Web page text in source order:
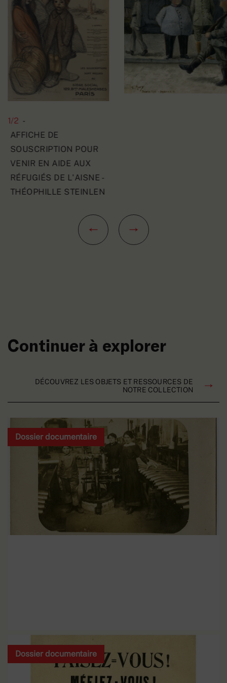
1/2 -
AFFICHE DE
SOUSCRIPTION POUR
VENIR EN AIDE AUX
RÉFUGIÉS DE L'AISNE -
THÉOPHILLE STEINLEN
Continuer à explorer
DÉCOUVREZ LES OBJETS ET RESSOURCES DE
NOTRE COLLECTION
Dossier documentaire
Les femmes dans la Grande
Guerre
EN SAVOIR PLUS
Dossier documentaire